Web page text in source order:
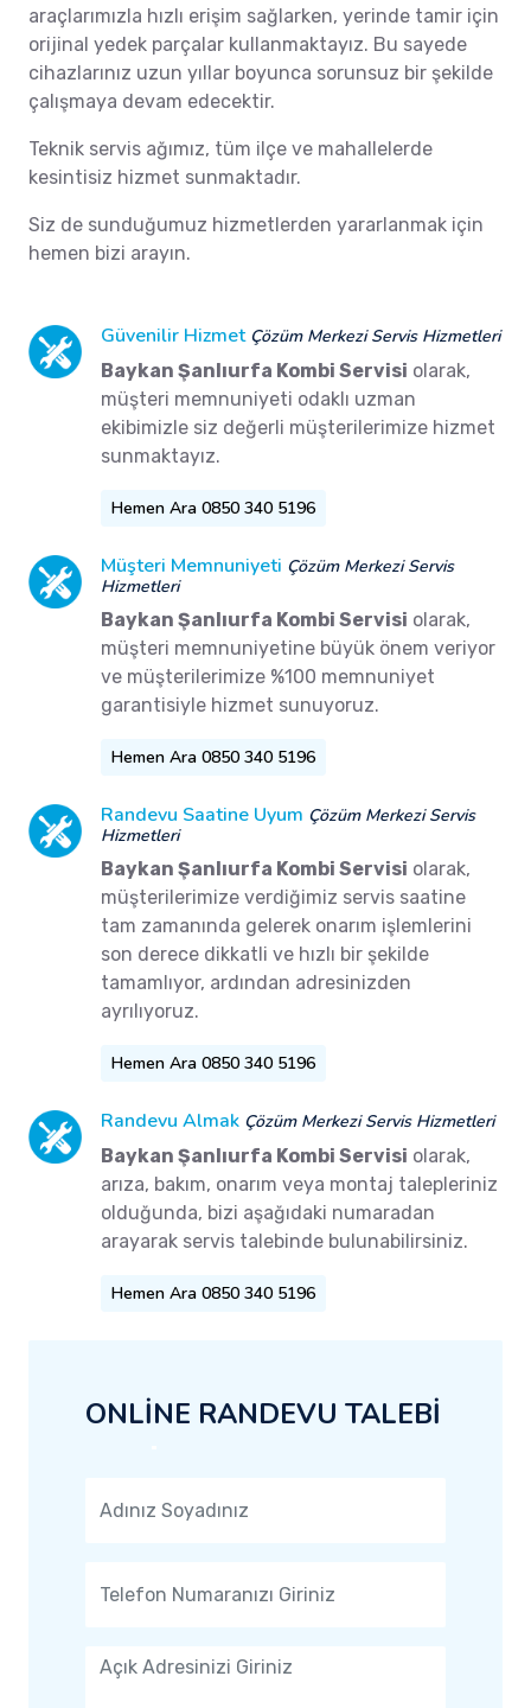
araçlarımızla hızlı erişim sağlarken, yerinde tamir için
orijinal yedek parçalar kullanmaktayız. Bu sayede
cihazlarınız uzun yıllar boyunca sorunsuz bir şekilde
çalışmaya devam edecektir.
Teknik servis ağımız, tüm ilçe ve mahallelerde
kesintisiz hizmet sunmaktadır.
Siz de sunduğumuz hizmetlerden yararlanmak için
hemen bizi arayın.
Güvenilir Hizmet Çözüm Merkezi Servis Hizmetleri
Baykan Şanlıurfa Kombi Servisi olarak,
müşteri memnuniyeti odaklı uzman
ekibimizle siz değerli müşterilerimize hizmet
sunmaktayız.
Hemen Ara 0850 340 5196
Müşteri Memnuniyeti Çözüm Merkezi Servis
Hizmetleri
Baykan Şanlıurfa Kombi Servisi olarak,
müşteri memnuniyetine büyük önem veriyor
ve müşterilerimize %100 memnuniyet
garantisiyle hizmet sunuyoruz.
Hemen Ara 0850 340 5196
Randevu Saatine Uyum Çözüm Merkezi Servis
Hizmetleri
Baykan Şanlıurfa Kombi Servisi olarak,
müşterilerimize verdiğimiz servis saatine
tam zamanında gelerek onarım işlemlerini
son derece dikkatli ve hızlı bir şekilde
tamamlıyor, ardından adresinizden
ayrılıyoruz.
Hemen Ara 0850 340 5196
Randevu Almak Çözüm Merkezi Servis Hizmetleri
Baykan Şanlıurfa Kombi Servisi olarak,
arıza, bakım, onarım veya montaj talepleriniz
olduğunda, bizi aşağıdaki numaradan
arayarak servis talebinde bulunabilirsiniz.
Hemen Ara 0850 340 5196
ONLİNE RANDEVU TALEBİ